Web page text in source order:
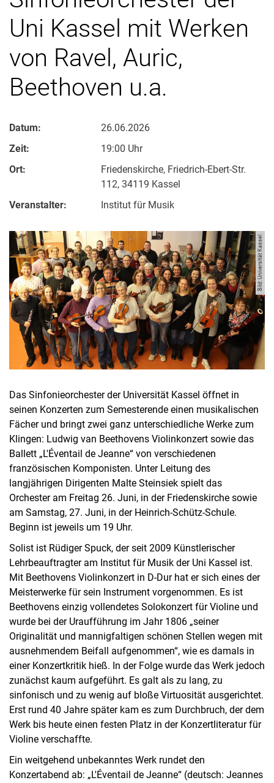
Uni Kassel mit Werken
von Ravel, Auric,
Beethoven u.a.
Datum:
26.06.2026
Zeit:
19:00 Uhr
Ort:
Friedenskirche, Friedrich-Ebert-Str.
112, 34119 Kassel
Veranstalter:
Institut für Musik
Bild: Universität Kassel
Das Sinfonieorchester der Universität Kassel öffnet in
seinen Konzerten zum Semesterende einen musikalischen
Fächer und bringt zwei ganz unterschiedliche Werke zum
Klingen: Ludwig van Beethovens Violinkonzert sowie das
Ballett „L'Éventail de Jeanne“ von verschiedenen
französischen Komponisten. Unter Leitung des
langjährigen Dirigenten Malte Steinsiek spielt das
Orchester am Freitag 26. Juni, in der Friedenskirche sowie
am Samstag, 27. Juni, in der Heinrich-Schütz-Schule.
Beginn ist jeweils um 19 Uhr.
Solist ist Rüdiger Spuck, der seit 2009 Künstlerischer
Lehrbeauftragter am Institut für Musik der Uni Kassel ist.
Mit Beethovens Violinkonzert in D-Dur hat er sich eines der
Meisterwerke für sein Instrument vorgenommen. Es ist
Beethovens einzig vollendetes Solokonzert für Violine und
wurde bei der Uraufführung im Jahr 1806 „seiner
Originalität und mannigfaltigen schönen Stellen wegen mit
ausnehmendem Beifall aufgenommen“, wie es damals in
einer Konzertkritik hieß. In der Folge wurde das Werk jedoch
zunächst kaum aufgeführt. Es galt als zu lang, zu
sinfonisch und zu wenig auf bloße Virtuosität ausgerichtet.
Erst rund 40 Jahre später kam es zum Durchbruch, der dem
Werk bis heute einen festen Platz in der Konzertliteratur für
Violine verschaffte.
Ein weitgehend unbekanntes Werk rundet den
Konzertabend ab: „L'Éventail de Jeanne“ (deutsch: Jeannes